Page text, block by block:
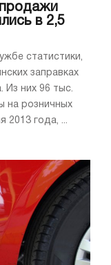
в 2,5
статистики,
заправках
Из них 96 тыс.
на розничных
2013 года, ...